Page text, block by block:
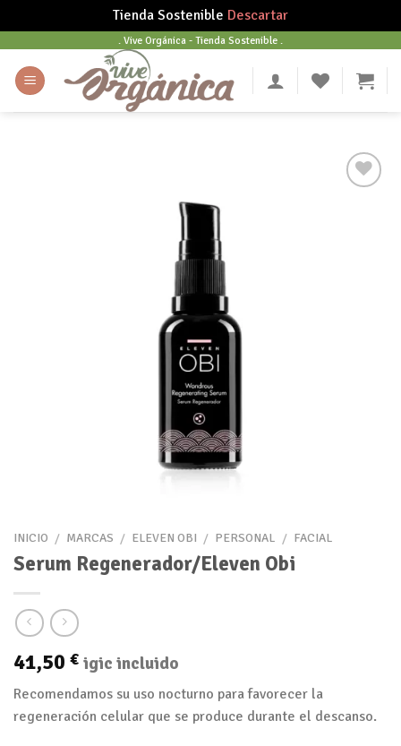
Tienda Sostenible Descartar
content
. Vive Orgánica - Tienda Sostenible .
INICIO / MARCAS / ELEVEN OBI / PERSONAL / FACIAL
Serum Regenerador/Eleven Obi
41,50 € igic incluido
Recomendamos su uso nocturno para favorecer la
regeneración celular que se produce durante el descanso.